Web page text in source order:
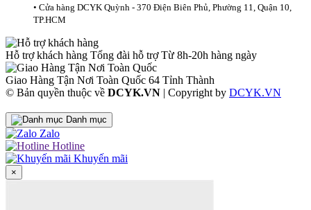
• Cửa hàng DCYK Quỳnh - 370 Điện Biên Phủ, Phường 11, Quận 10,
TP.HCM
Hỗ trợ khách hàng Tổng đài hỗ trợ Từ 8h-20h hàng ngày
Giao Hàng Tận Nơi Toàn Quốc 64 Tỉnh Thành
© Bản quyền thuộc về DCYK.VN | Copyright by DCYK.VN
Danh mục
Zalo
Hotline
Khuyến mãi
×